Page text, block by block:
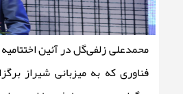
محمدعلی زلفی‌گل در آئین
فناوری که به میزبانی شیراز